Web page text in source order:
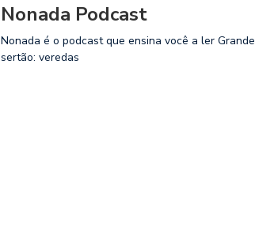
Nonada Podcast
Nonada é o podcast que ensina você a ler Grande
sertão: veredas